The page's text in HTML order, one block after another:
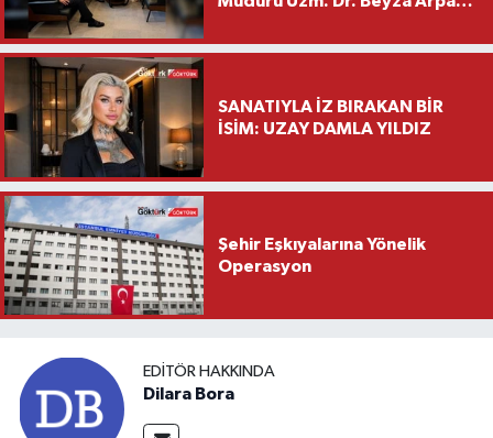
Ziyareti
SANATIYLA İZ BIRAKAN BİR
İSİM: UZAY DAMLA YILDIZ
Şehir Eşkıyalarına Yönelik
Operasyon
EDITÖR HAKKINDA
Dilara Bora